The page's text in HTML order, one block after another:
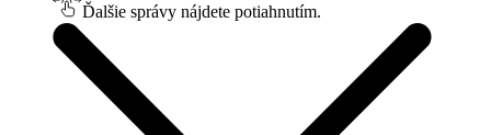
Ďalšie správy nájdete potiahnutím.